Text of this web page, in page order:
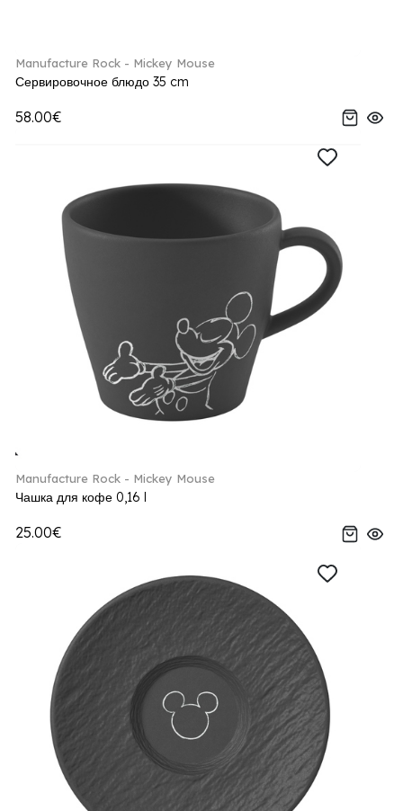
Manufacture Rock - Mickey Mouse
Сервировочное блюдо 35 cm
58.00€
Manufacture Rock - Mickey Mouse
Чашка для кофе 0,16 l
25.00€